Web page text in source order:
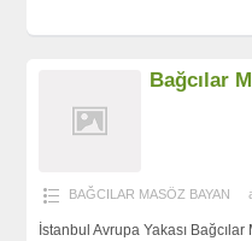
Bağcılar
BAĞCILAR MASÖZ BAYAN
İstanbul Avrupa Yakası